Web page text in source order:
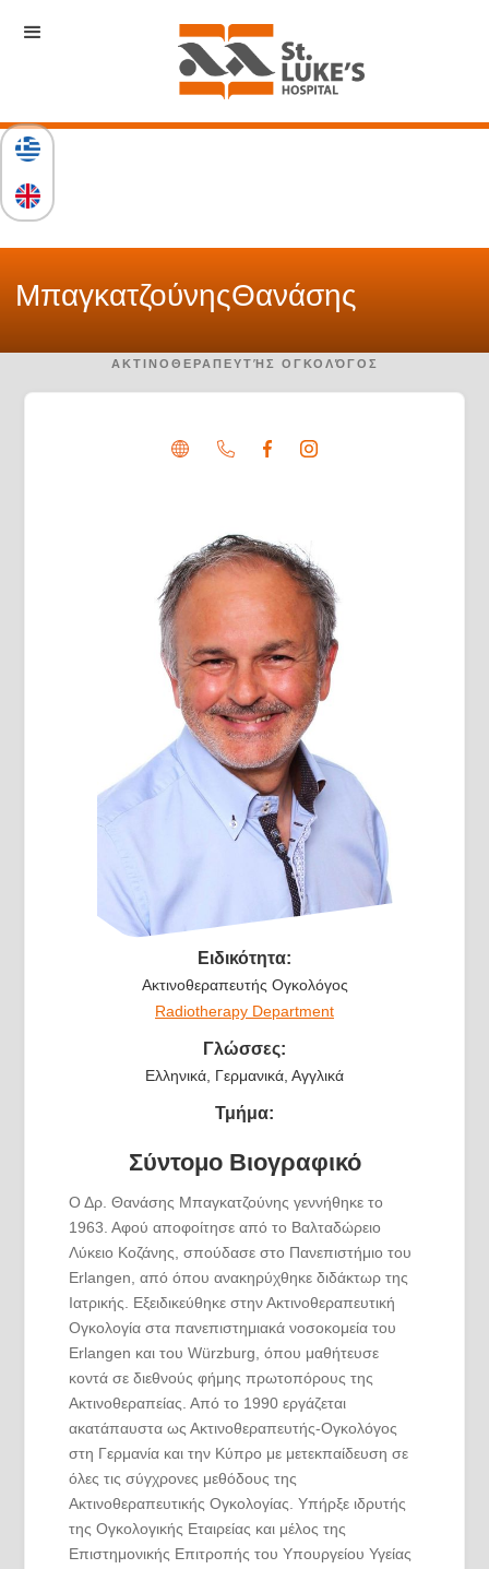
ΜπαγκατζούνηςΘανάσης
ΑΚΤΙΝΟΘΕΡΑΠΕΥΤΉΣ ΟΓΚΟΛΌΓΟΣ
Ειδικότητα:
Ακτινοθεραπευτής Ογκολόγος
Radiotherapy Department
Γλώσσες:
Ελληνικά, Γερμανικά, Αγγλικά
Τμήμα:
Σύντομο Βιογραφικό
Ο Δρ. Θανάσης Μπαγκατζούνης γεννήθηκε το
1963. Αφού αποφοίτησε από το Βαλταδώρειο
Λύκειο Κοζάνης, σπούδασε στο Πανεπιστήμιο του
Erlangen, από όπου ανακηρύχθηκε διδάκτωρ της
Ιατρικής. Εξειδικεύθηκε στην Ακτινοθεραπευτική
Ογκολογία στα πανεπιστημιακά νοσοκομεία του
Erlangen και του Würzburg, όπου μαθήτευσε
κοντά σε διεθνούς φήμης πρωτοπόρους της
Ακτινοθεραπείας. Από το 1990 εργάζεται
ακατάπαυστα ως Ακτινοθεραπευτής-Ογκολόγος
στη Γερμανία και την Κύπρο με μετεκπαίδευση σε
όλες τις σύγχρονες μεθόδους της
Ακτινοθεραπευτικής Ογκολογίας. Υπήρξε ιδρυτής
της Ογκολογικής Εταιρείας και μέλος της
Επιστημονικής Επιτροπής του Υπουργείου Υγείας